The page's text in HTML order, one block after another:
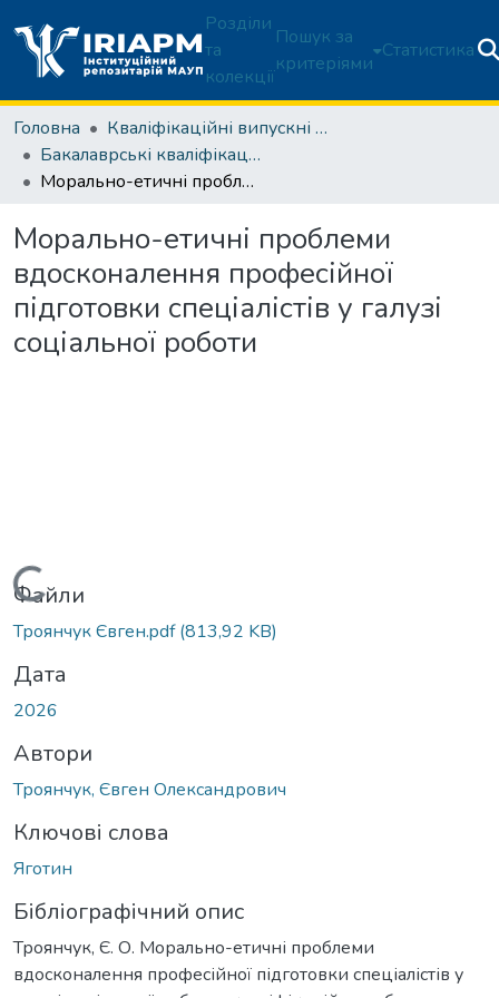
Розділи
та
колекції
Пошук за
критеріями
Статистика
Головна
Кваліфікаційні випускні роботи здобувачів вищої освіти
Бакалаврські кваліфікаційні роботи
Морально-етичні проблеми вдосконалення професійної підготовки спеціалістів у галузі соціальної роботи
Морально-етичні проблеми
вдосконалення професійної
підготовки спеціалістів у галузі
соціальної роботи
Вантажиться...
Файли
Троянчук Євген.pdf(813,92 KB)
Дата
2026
Автори
Троянчук, Євген Олександрович
Ключові слова
Яготин
Бібліографічний опис
Троянчук, Є. О. Морально-етичні проблеми
вдосконалення професійної підготовки спеціалістів у